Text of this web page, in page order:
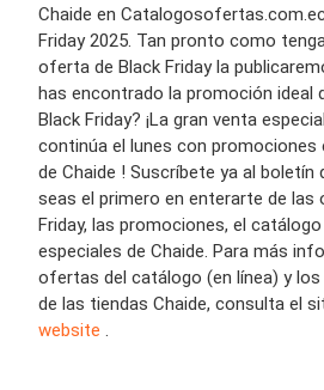
Chaide en
Friday 2025. Tan pronto como
oferta de Black Friday la
has encontrado la promoción ideal
Black Friday? ¡La gran venta
continúa el lunes con promociones
de Chaide ! Suscríbete ya al boletín
seas el primero en enterarte de las
Friday, las promociones, el
especiales de Chaide. Para más
ofertas del catálogo (en línea) y
de las tiendas Chaide, consulta el
website .